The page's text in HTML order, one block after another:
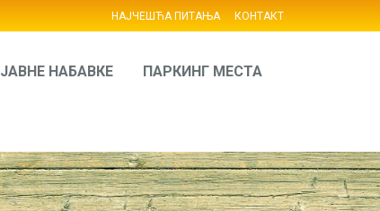
НАЈЧЕШЋА ПИТАЊА КОНТАКТ
ЈАВНЕ НАБАВКЕ ПАРКИНГ МЕСТА